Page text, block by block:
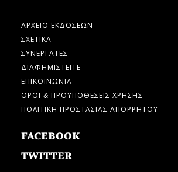
ΑΡΧΕΙΟ ΕΚΔΟΣΕΩΝ
ΣΧΕΤΙΚΑ
ΣΥΝΕΡΓΑΤΕΣ
ΔΙΑΦΗΜΙΣΤΕΙΤΕ
ΕΠΙΚΟΙΝΩΝΙΑ
ΟΡΟΙ & ΠΡΟΫΠΟΘΕΣΕΙΣ ΧΡΗΣΗΣ
ΠΟΛΙΤΙΚΗ ΠΡΟΣΤΑΣΙΑΣ ΑΠΟΡΡΗΤΟΥ
FACEBOOK
TWITTER